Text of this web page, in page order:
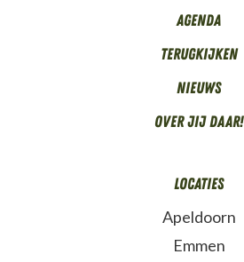
Agenda
Terugkijken
Nieuws
Over Jij daar!
Locaties
Apeldoorn
Emmen